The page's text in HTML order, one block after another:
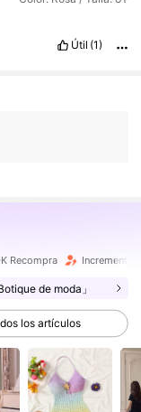
Útil (1)
Recompra Incremento
Botique de moda」
los artículos